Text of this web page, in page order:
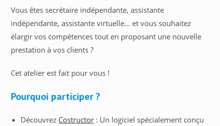
Vous êtes secrétaire indépendante, assistante
indépendante, assistante virtuelle… et vous souhaitez
élargir vos compétences tout en proposant une nouvelle
prestation à vos clients ?
Cet atelier est fait pour vous !
Pourquoi participer ?
Découvrez Costructor : Un logiciel spécialement conçu